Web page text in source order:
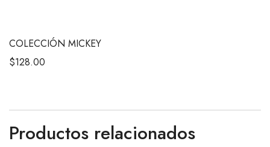
COLECCIÓN MICKEY
$128.00
Productos relacionados